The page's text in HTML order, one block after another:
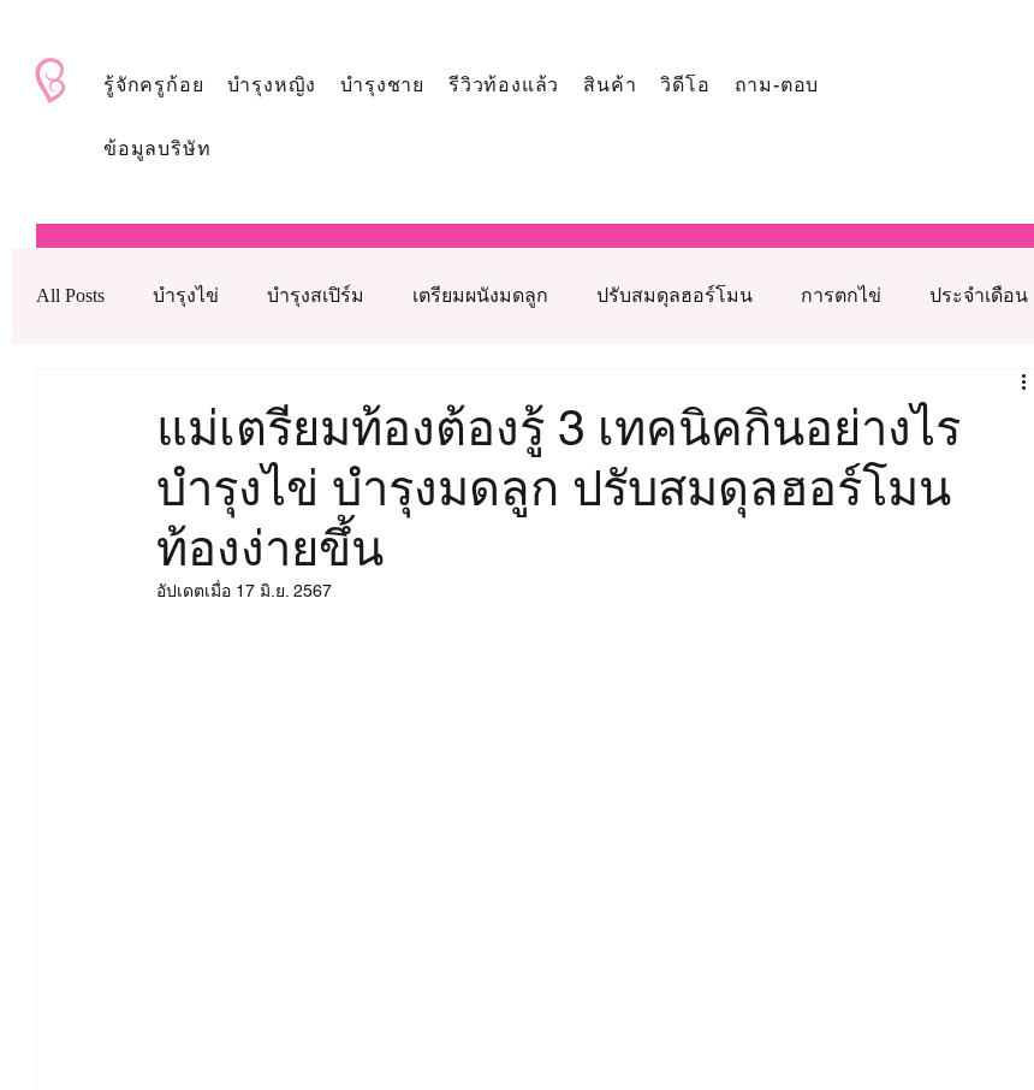
รู้จักครูก้อย บำรุงหญิง บำรุงชาย รีวิวท้องแล้ว สินค้า วิดีโอ ถาม-ตอบ
ข้อมูลบริษัท
All Posts บำรุงไข่ บำรุงสเปิร์ม เตรียมผนังมดลูก ปรับสมดุลฮอร์โมน การตกไข่ ประจำเดือน
เทคโนโลยีช่วยเจริญพันธุ์ทางการแพทย์ วิตามินบำรุงเตรียมตั้งครรภ์ สาเหตุมีบุตรยากจากฝ่ายหญิง
สาเหตุมีบุตรยากจากฝ่ายชาย
แม่เตรียมท้องต้องรู้ 3 เทคนิคกินอย่างไร
บำรุงไข่ บำรุงมดลูก ปรับสมดุลฮอร์โมน
ท้องง่ายขึ้น
อัปเดตเมื่อ 17 มิ.ย. 2567